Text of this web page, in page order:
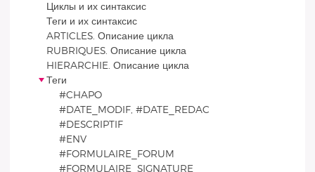
Циклы и их синтаксис
Теги и их синтаксис
ARTICLES. Описание цикла
RUBRIQUES. Описание цикла
HIERARCHIE. Описание цикла
Теги
#CHAPO
#DATE_MODIF, #DATE_REDAC
#DESCRIPTIF
#ENV
#FORMULAIRE_FORUM
#FORMULAIRE_SIGNATURE